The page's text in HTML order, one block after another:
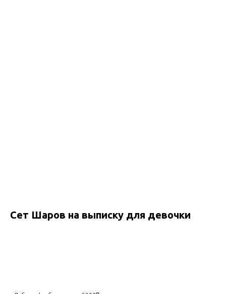
Сет Шаров на выписку для девочки